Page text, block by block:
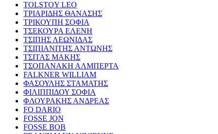
TOLSTOY LEO
ΤΡΙΑΡΙΔΗΣ ΘΑΝΑΣΗΣ
ΤΡΙΚΟΥΠΗ ΣΟΦΙΑ
ΤΣΕΚΟΥΡΑ ΕΛΕΝΗ
ΤΣΙΠΗΣ ΛΕΩΝΙΔΑΣ
ΤΣΙΠΙΑΝΙΤΗΣ ΑΝΤΩΝΗΣ
ΤΣΙΤΑΣ ΜΑΚΗΣ
ΤΣΟΠΑΝΑΚΗ ΑΛΜΠΕΡΤΑ
FALKNER WILLIAM
ΦΑΣΟΥΛΗΣ ΣΤΑΜΑΤΗΣ
ΦΙΛΙΠΠΙΔΟΥ ΣΟΦΙΑ
ΦΛΟΥΡΑΚΗΣ ΑΝΔΡΕΑΣ
FO DARIO
FOSSE JON
FOSSE BOB